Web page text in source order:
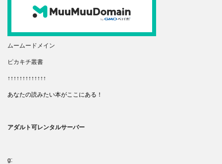
ムームードメイン
ピカキチ叢書
↑↑↑↑↑↑↑↑↑↑↑↑↑
あなたの読みたい本がここにある！
アダルト可レンタルサーバー
g: